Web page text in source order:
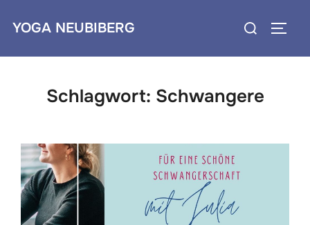
InhaltYOGA NEUBIBERG
Suchen
Schlagwort: Schwangere